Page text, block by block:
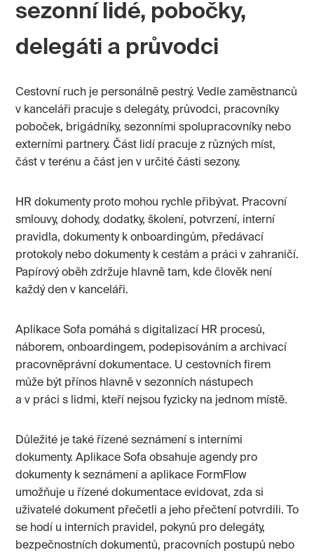
sezonní lidé, pobočky,
delegáti a průvodci
Cestovní ruch je personálně pestrý. Vedle zaměstnanců
v kanceláři pracuje s delegáty, průvodci, pracovníky
poboček, brigádníky, sezonními spolupracovníky nebo
externími partnery. Část lidí pracuje z různých míst,
část v terénu a část jen v určité části sezony.
HR dokumenty proto mohou rychle přibývat. Pracovní
smlouvy, dohody, dodatky, školení, potvrzení, interní
pravidla, dokumenty k onboardingům, předávací
protokoly nebo dokumenty k cestám a práci v zahraničí.
Papírový oběh zdržuje hlavně tam, kde člověk není
každý den v kanceláři.
Aplikace Sofa pomáhá s digitalizací HR procesů,
náborem, onboardingem, podepisováním a archivací
pracovněprávní dokumentace. U cestovních firem
může být přínos hlavně v sezonních nástupech
a v práci s lidmi, kteří nejsou fyzicky na jednom místě.
Důležité je také řízené seznámení s interními
dokumenty. Aplikace Sofa obsahuje agendy pro
dokumenty k seznámení a aplikace FormFlow
umožňuje u řízené dokumentace evidovat, zda si
uživatelé dokument přečetli a jeho přečtení potvrdili. To
se hodí u interních pravidel, pokynů pro delegáty,
bezpečnostních dokumentů, pracovních postupů nebo